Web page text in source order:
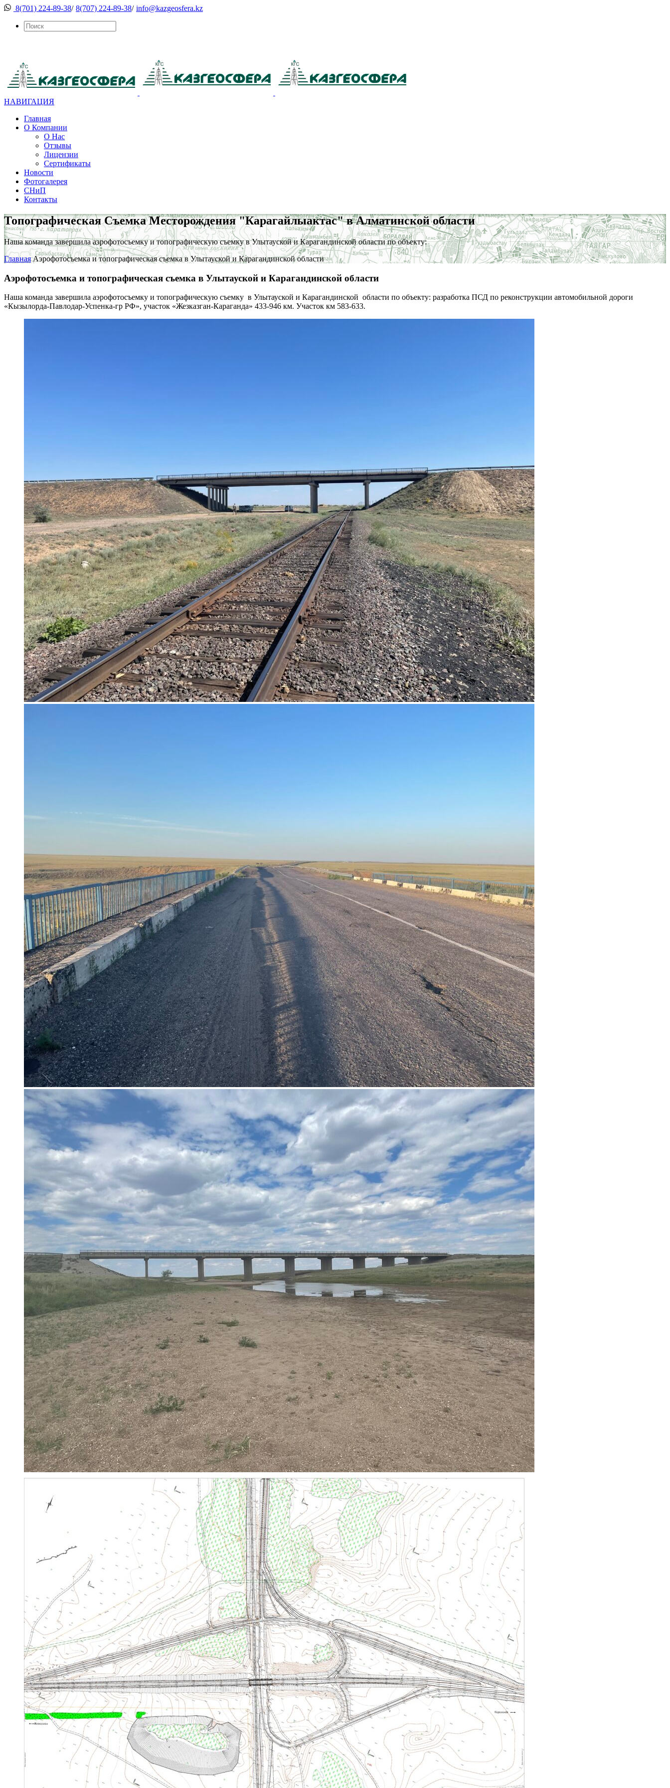
8(701) 224-89-38/ 8(707) 224-89-38/ info@kazgeosfera.kz
НАВИГАЦИЯ
Главная
О Компании
О Нас
Отзывы
Лицензии
Сертификаты
Новости
Фотогалерея
СНиП
Контакты
Топографическая Съемка Месторождения "Карагайлыактас" в Алматинской области
Наша команда завершила аэрофотосъемку и топографическую съемку в Улытауской и Карагандинской области по объекту:
Главная Аэрофотосъемка и топографическая съемка в Улытауской и Карагандинской области
Аэрофотосъемка и топографическая съемка в Улытауской и Карагандинской области
Наша команда завершила аэрофотосъемку и топографическую съемку в Улытауской и Карагандинской области по объекту: разработка ПСД по реконструкции автомобильной дороги
«Кызылорда-Павлодар-Успенка-гр РФ», участок «Жезказган-Караганда» 433-946 км. Участок км 583-633.